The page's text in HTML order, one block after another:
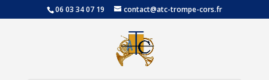
06 03 34 07 19 contact@atc-trompe-cors.fr